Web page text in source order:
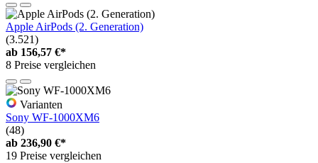
Apple AirPods (2. Generation)
(3.521)
ab 156,57 €*
8 Preise vergleichen
Varianten
Sony WF-1000XM6
(48)
ab 236,90 €*
19 Preise vergleichen